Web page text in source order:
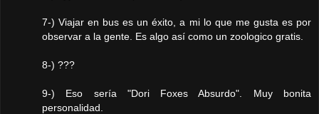
7-) Viajar en bus es un éxito, a mi lo que me gusta es por
observar a la gente. Es algo así como un zoologico gratis.
8-) ???
9-) Eso sería "Dori Foxes Absurdo". Muy bonita
personalidad.